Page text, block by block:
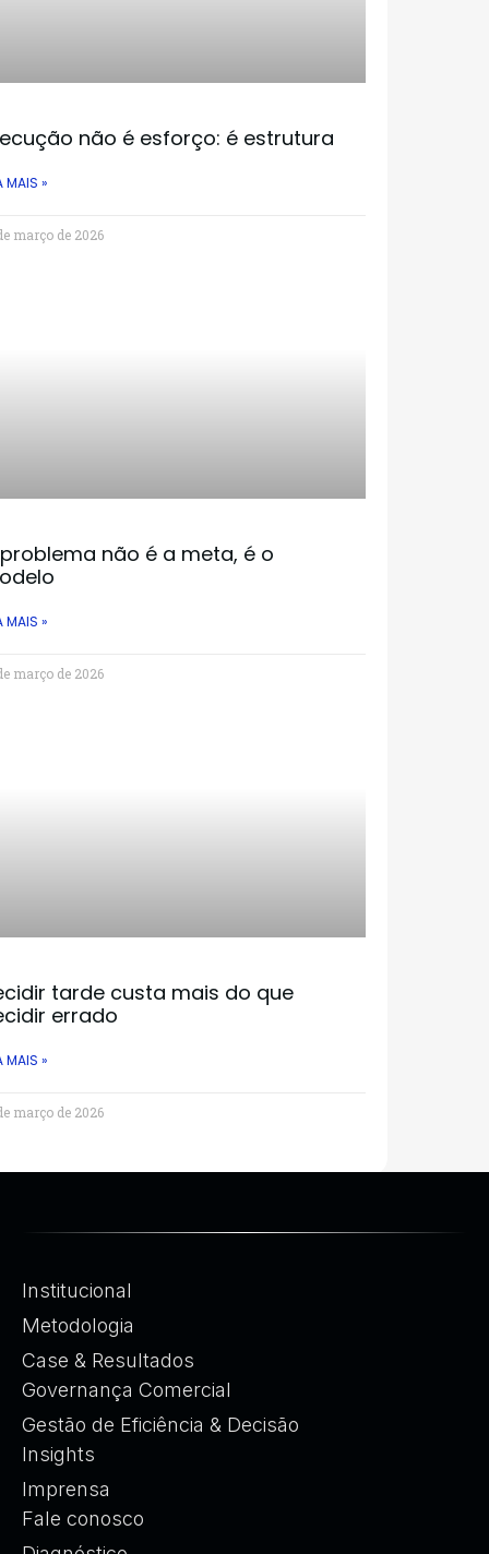
não é esforço: é estrutura
MAIS »
março de 2026
não é a meta, é o
MAIS »
março de 2026
tarde custa mais do que
errado
MAIS »
março de 2026
Institucional
Metodologia
Case & Resultados
Governança Comercial
Gestão de Eficiência & Decisão
Insights
Imprensa
Fale conosco